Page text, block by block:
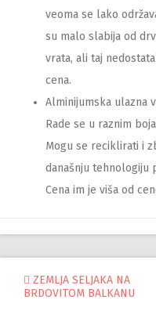
veoma se lako
su malo slabija od
vrata, ali taj
cena.
Alminijumska ulazna
Rade se u raznim
Mogu se reciklirati i
današnju tehnologiju
Cena im je viša od
Управљање
ZEMLJA SELJAKA NA
BRDOVITOM BALKANU